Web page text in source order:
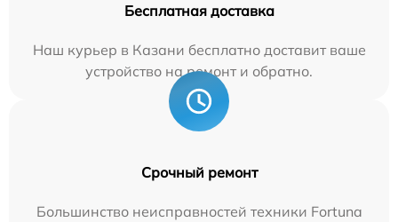
Бесплатная доставка
Наш курьер в Казани бесплатно доставит ваше
устройство на ремонт и обратно.
Срочный ремонт
Большинство неисправностей техники Fortuna